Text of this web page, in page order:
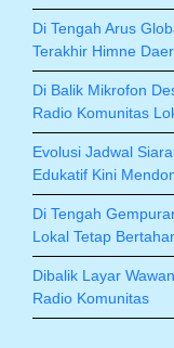
Di Tengah Arus
Terakhir Himne
Di Balik Mikrofon
Radio Komunitas
Evolusi Jadwal
Edukatif Kini
Di Tengah
Lokal Tetap
Dibalik Layar
Radio Komunitas